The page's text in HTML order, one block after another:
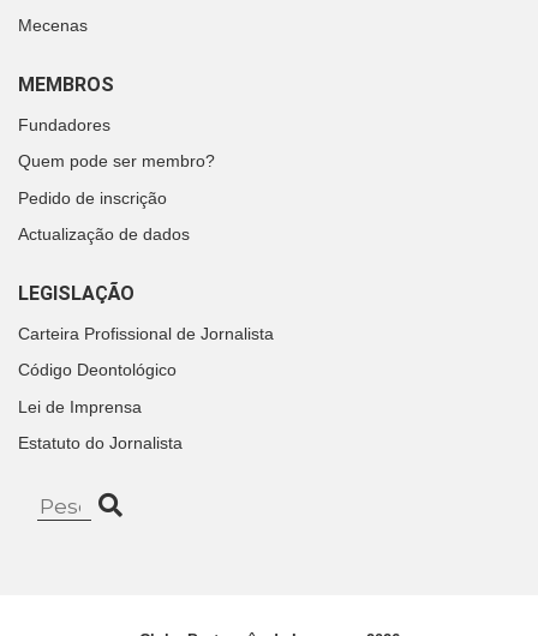
Mecenas
MEMBROS
Fundadores
Quem pode ser membro?
Pedido de inscrição
Actualização de dados
LEGISLAÇÃO
Carteira Profissional de Jornalista
Código Deontológico
Lei de Imprensa
Estatuto do Jornalista